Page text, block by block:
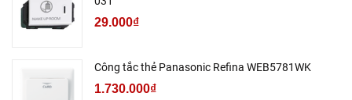
29.000₫
Công tắc thẻ Panasonic Refina WEB5781WK
1.730.000₫